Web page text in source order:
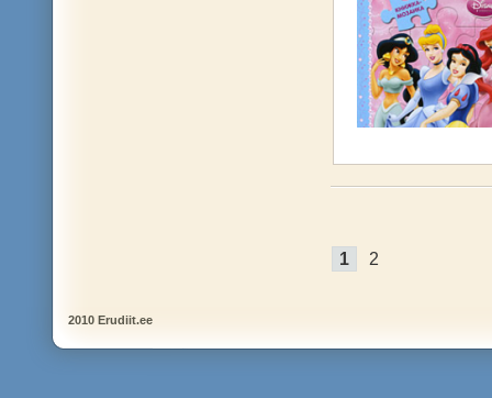
1 2
2010 Erudiit.ee